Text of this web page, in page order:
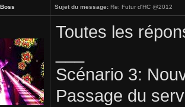
Sujet du message: Re: Futur d'HC @2012
Toutes les
Scénario 3:
Passage du